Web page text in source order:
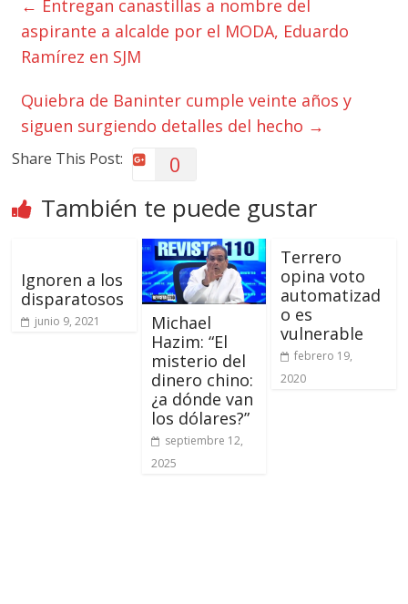
← Entregan canastillas a nombre del
aspirante a alcalde por el MODA, Eduardo
Ramírez en SJM
Quiebra de Baninter cumple veinte años y
siguen surgiendo detalles del hecho →
Share This Post: 0
También te puede gustar
Ignoren a los
disparatosos
junio 9, 2021
Michael
Hazim: “El
misterio del
dinero chino:
¿a dónde van
los dólares?”
septiembre 12,
2025
Terrero
opina voto
automatizad
o es
vulnerable
febrero 19,
2020